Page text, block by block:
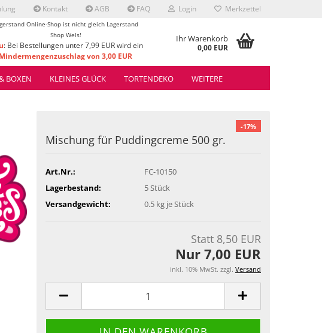
Kontakt AGB FAQ Login Merkzettel
Online-Shop ist nicht gleich Lagerstand
Shop Wels!
: Bei Bestellungen unter 7,99 EUR wird ein
Mindermengenzuschlag von 3,00 EUR
verrechnet.
Ihr Warenkorb
0,00 EUR
BOXEN KLEINES GLÜCK TORTENDEKO WEITERE
-17%
Mischung für Puddingcreme 500 gr.
Art.Nr.:
FC-10150
Lagerbestand:
5 Stück
Versandgewicht:
0.5 kg je Stück
Statt 8,50 EUR
Nur 7,00 EUR
inkl. 10% MwSt. zzgl. Versand